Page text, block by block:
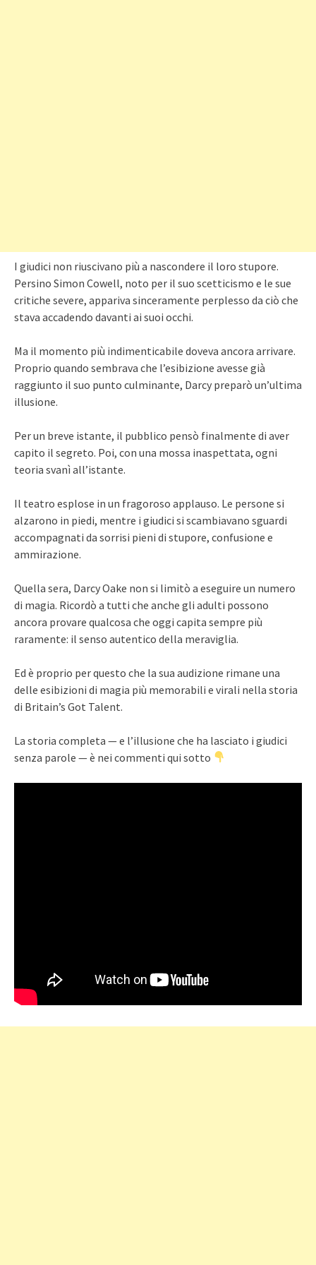
I giudici non riuscivano più a nascondere il loro stupore.
Persino Simon Cowell, noto per il suo scetticismo e le sue
critiche severe, appariva sinceramente perplesso da ciò che
stava accadendo davanti ai suoi occhi.
Ma il momento più indimenticabile doveva ancora arrivare.
Proprio quando sembrava che l’esibizione avesse già
raggiunto il suo punto culminante, Darcy preparò un’ultima
illusione.
Per un breve istante, il pubblico pensò finalmente di aver
capito il segreto. Poi, con una mossa inaspettata, ogni
teoria svanì all’istante.
Il teatro esplose in un fragoroso applauso. Le persone si
alzarono in piedi, mentre i giudici si scambiavano sguardi
accompagnati da sorrisi pieni di stupore, confusione e
ammirazione.
Quella sera, Darcy Oake non si limitò a eseguire un numero
di magia. Ricordò a tutti che anche gli adulti possono
ancora provare qualcosa che oggi capita sempre più
raramente: il senso autentico della meraviglia.
Ed è proprio per questo che la sua audizione rimane una
delle esibizioni di magia più memorabili e virali nella storia
di Britain’s Got Talent.
La storia completa — e l’illusione che ha lasciato i giudici
senza parole — è nei commenti qui sotto